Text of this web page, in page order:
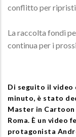
conflitto per
La raccolta fondi
continua per i
Di seguito il video
minuto, è stato
Master in Cartoon
Roma. È un video
protagonista